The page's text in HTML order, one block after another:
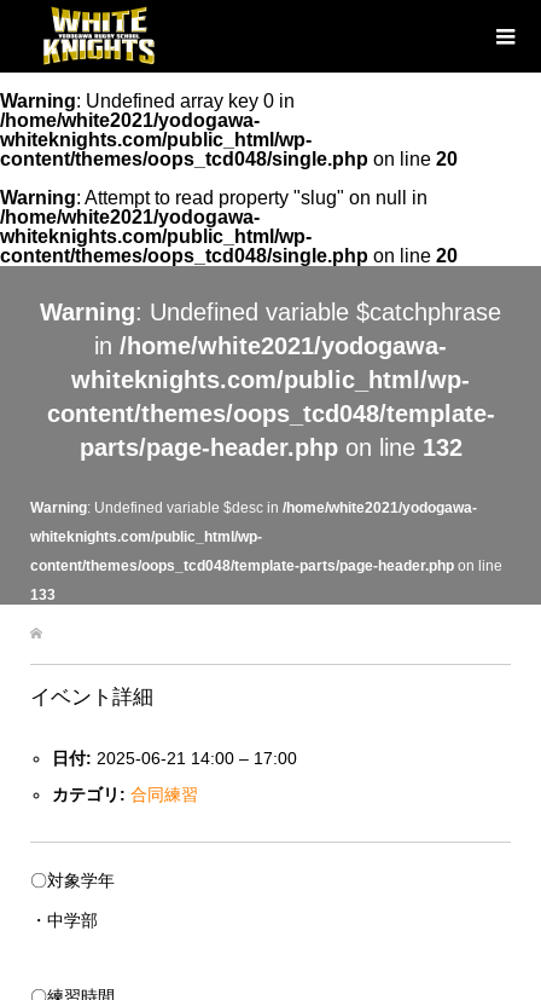
Warning: Undefined array key 0 in
/home/white2021/yodogawa-
whiteknights.com/public_html/wp-
content/themes/oops_tcd048/single.php on line 20
Warning: Attempt to read property "slug" on null in
/home/white2021/yodogawa-
whiteknights.com/public_html/wp-
content/themes/oops_tcd048/single.php on line 20
Warning: Undefined variable $catchphrase
in /home/white2021/yodogawa-
whiteknights.com/public_html/wp-
content/themes/oops_tcd048/template-
parts/page-header.phpon line 132
Warning: Undefined variable $desc in /home/white2021/yodogawa-
whiteknights.com/public_html/wp-
content/themes/oops_tcd048/template-parts/page-header.phpon line
133
イベント詳細
日付: 2025-06-21 14:00 – 17:00
カテゴリ: 合同練習
〇対象学年
・中学部